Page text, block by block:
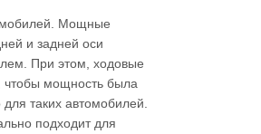
Мощные
и задней оси
При этом, ходовые
чтобы мощность была
таких автомобилей.
подходит для